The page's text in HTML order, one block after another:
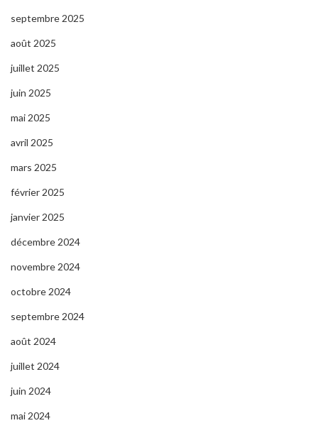
septembre 2025
août 2025
juillet 2025
juin 2025
mai 2025
avril 2025
mars 2025
février 2025
janvier 2025
décembre 2024
novembre 2024
octobre 2024
septembre 2024
août 2024
juillet 2024
juin 2024
mai 2024